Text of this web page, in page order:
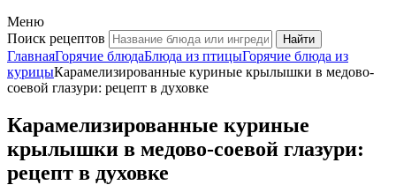
Меню
Поиск рецептов
ГлавнаяГорячие блюдаБлюда из птицыГорячие блюда из
курицыКарамелизированные куриные крылышки в медово-
соевой глазури: рецепт в духовке
Карамелизированные куриные
крылышки в медово-соевой глазури:
рецепт в духовке